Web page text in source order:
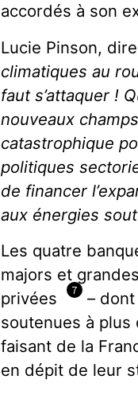
accordés à son
Lucie Pinson,
climatiques au
faut s’attaquer !
nouveaux
catastrophique
politiques
de financer
aux énergies
Les quatre
majors et
privées 7
–
soutenues à
faisant de la
en dépit de leur